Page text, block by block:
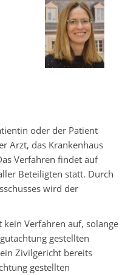
oder der Patient
Arzt, das Krankenhaus
Verfahren findet auf
Beteiligten statt. Durch
wird der
Verfahren auf, solange
gestellten
Zivilgericht bereits
gestellten